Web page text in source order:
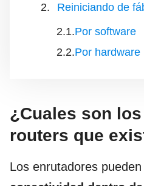
Reiniciando de
Por software
Por hardware
¿Cuales son
routers que
Los enrutadores